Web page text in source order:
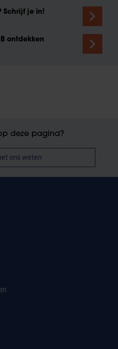
Schrijf je in!
ontdekken
deze pagina?
ons weten